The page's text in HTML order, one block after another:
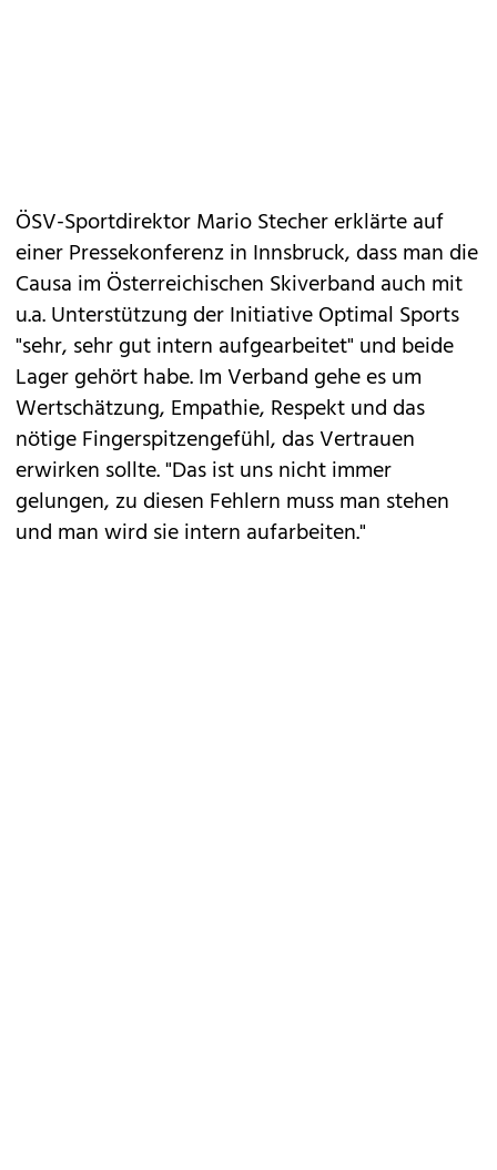
ÖSV-Sportdirektor Mario Stecher erklärte auf
einer Pressekonferenz in Innsbruck, dass man die
Causa im Österreichischen Skiverband auch mit
u.a. Unterstützung der Initiative Optimal Sports
"sehr, sehr gut intern aufgearbeitet" und beide
Lager gehört habe. Im Verband gehe es um
Wertschätzung, Empathie, Respekt und das
nötige Fingerspitzengefühl, das Vertrauen
erwirken sollte. "Das ist uns nicht immer
gelungen, zu diesen Fehlern muss man stehen
und man wird sie intern aufarbeiten."